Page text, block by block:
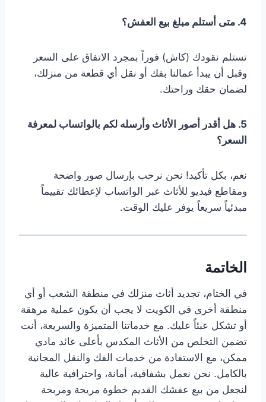
4. متى أستلم مبلغ بيع العفش؟
تستلم نقودك (كاش) فوراً بمجرد الاتفاق على السعر
وقبل أن يبدأ عمالنا بفك أو نقل أي قطعة من منزلك،
لضمان حقك وراحتك.
5. هل أقدر أصور الأثاث وأرسله لكم بالواتساب لمعرفة
السعر؟
نعم، بكل تأكيد! نحن نرحب بإرسال صور واضحة
ومقاطع فيديو للأثاث عبر الواتساب لإعطائك تقييماً
مبدئياً سريعاً يوفر عليك الوقت.
الخاتمة
في الختام، تجديد أثاث منزلك في منطقة الشعب أو أي
منطقة أخرى في الكويت لا يجب أن يكون عملية مرهقة
أو تشكل عبئاً عليك. مع خدماتنا المتميزة والسريعة، أنت
تضمن التخلص من الأثاث المكدس بأعلى عائد مادي
ممكن، مع الاستفادة من خدمات الفك والنقل المجانية
بالكامل. نحن نعمل بشفافية، أمانة، واحترافية عالية
لنجعل من بيع عفشك القديم خطوة مريحة ومربحة